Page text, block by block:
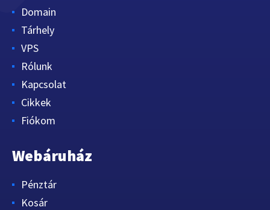
Domain
Tárhely
VPS
Rólunk
Kapcsolat
Cikkek
Fiókom
Webáruház
Pénztár
Kosár